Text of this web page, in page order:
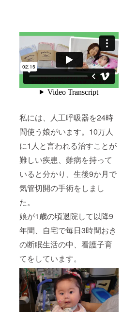
私には、人工呼吸器を24時
間使う娘がいます。10万人
に1人と言われる治すことが
難しい疾患、難病を持って
いると分かり、生後9か月で
気管切開の手術をしまし
た。
娘が1歳の頃退院して以降9
年間、自宅で毎日3時間おき
の断眠生活の中、看護子育
てをしています。